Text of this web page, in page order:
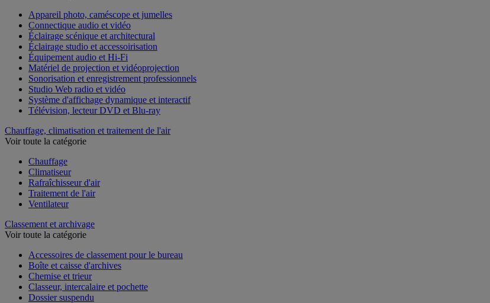
Appareil photo, caméscope et jumelles
Connectique audio et vidéo
Éclairage scénique et architectural
Éclairage studio et accessoirisation
Équipement audio et Hi-Fi
Matériel de projection et vidéoprojection
Sonorisation et enregistrement professionnels
Studio Web radio et vidéo
Système d'affichage dynamique et interactif
Télévision, lecteur DVD et Blu-ray
Chauffage, climatisation et traitement de l'air
Voir toute la catégorie
Chauffage
Climatiseur
Rafraîchisseur d'air
Traitement de l'air
Ventilateur
Classement et archivage
Voir toute la catégorie
Accessoires de classement pour le bureau
Boîte et caisse d'archives
Chemise et trieur
Classeur, intercalaire et pochette
Dossier suspendu